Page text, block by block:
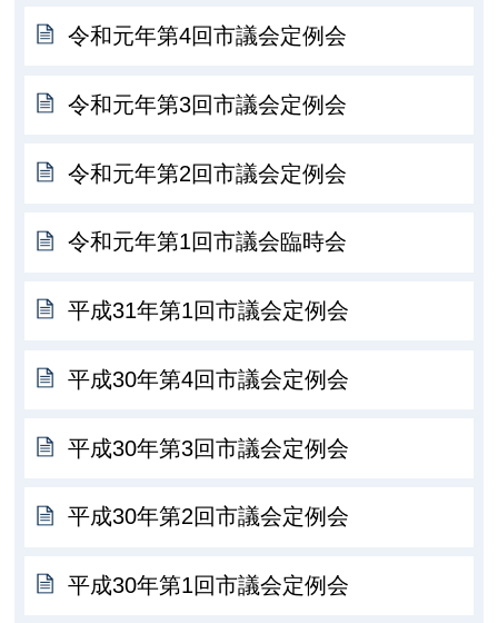
令和元年第4回市議会定例会
令和元年第3回市議会定例会
令和元年第2回市議会定例会
令和元年第1回市議会臨時会
平成31年第1回市議会定例会
平成30年第4回市議会定例会
平成30年第3回市議会定例会
平成30年第2回市議会定例会
平成30年第1回市議会定例会